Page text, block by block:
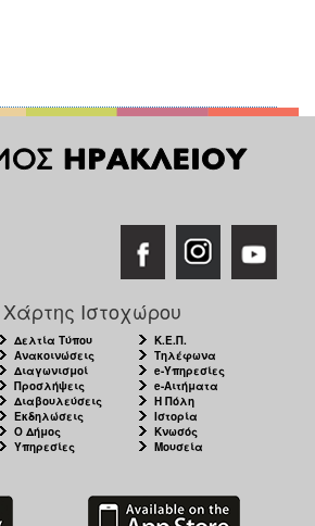
Χάρτης Ιστοχώρου
Δελτία Τύπου
Ανακοινώσεις
Διαγωνισμοί
Προσλήψεις
Διαβουλεύσεις
Εκδηλώσεις
Ο Δήμος
Υπηρεσίες
Κ.Ε.Π.
Τηλέφωνα
e-Υπηρεσίες
e-Αιτήματα
Η Πόλη
Ιστορία
Κνωσός
Μουσεία